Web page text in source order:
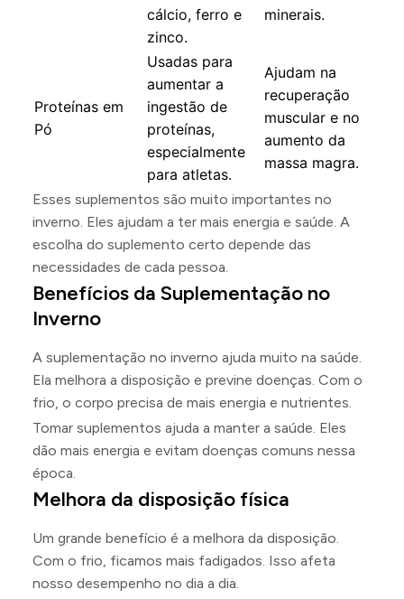
cálcio, ferro e
zinco.
minerais.
Proteínas em
Pó
Usadas para
aumentar a
ingestão de
proteínas,
especialmente
para atletas.
Ajudam na
recuperação
muscular e no
aumento da
massa magra.
Esses suplementos são muito importantes no
inverno. Eles ajudam a ter mais energia e saúde. A
escolha do suplemento certo depende das
necessidades de cada pessoa.
Benefícios da Suplementação no
Inverno
A suplementação no inverno ajuda muito na saúde.
Ela melhora a disposição e previne doenças. Com o
frio, o corpo precisa de mais energia e nutrientes.
Tomar suplementos ajuda a manter a saúde. Eles
dão mais energia e evitam doenças comuns nessa
época.
Melhora da disposição física
Um grande benefício é a melhora da disposição.
Com o frio, ficamos mais fadigados. Isso afeta
nosso desempenho no dia a dia.